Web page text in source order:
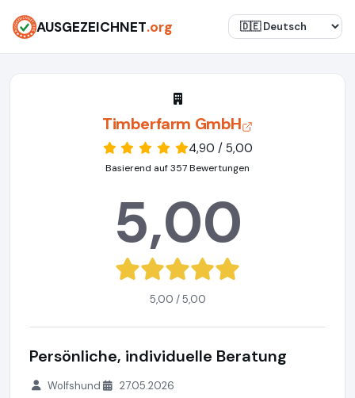
AUSGEZEICHNET.org
Timberfarm GmbH
4,90 / 5,00
Basierend auf 357 Bewertungen
5,00
5,00 / 5,00
Persönliche, individuelle Beratung
Wolfshund 27.05.2026